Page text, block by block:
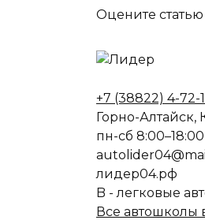
Оцените статью
+7 (38822) 4-72-
Горно-Алтайск,
пн-сб 8:00–18:00
лидер04.рф
B - легковые
Все автошколы